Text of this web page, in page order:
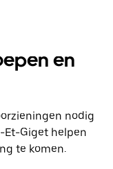
en
nodig
Et-Giget helpen
te komen.